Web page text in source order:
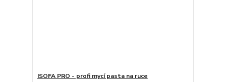
ISOFA PRO - profi mycí pasta na ruce